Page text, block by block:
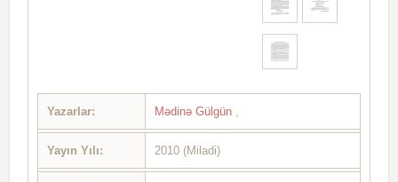
Yazarlar: Mədinə Gülgün ,
Yayın Yılı: 2010 (Miladi)